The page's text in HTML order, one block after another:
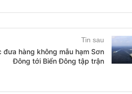
Tin sau
đưa hàng không mẫu hạm Sơn
Đông tới Biển Đông tập trận